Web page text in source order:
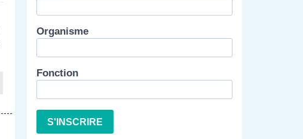
Organisme
Fonction
S'INSCRIRE